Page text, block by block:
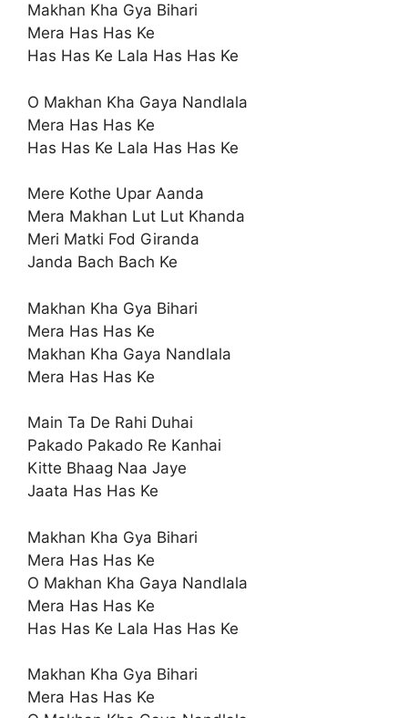
Makhan Kha Gya Bihari
Mera Has Has Ke
Has Has Ke Lala Has Has Ke
O Makhan Kha Gaya Nandlala
Mera Has Has Ke
Has Has Ke Lala Has Has Ke
Mere Kothe Upar Aanda
Mera Makhan Lut Lut Khanda
Meri Matki Fod Giranda
Janda Bach Bach Ke
Makhan Kha Gya Bihari
Mera Has Has Ke
Makhan Kha Gaya Nandlala
Mera Has Has Ke
Main Ta De Rahi Duhai
Pakado Pakado Re Kanhai
Kitte Bhaag Naa Jaye
Jaata Has Has Ke
Makhan Kha Gya Bihari
Mera Has Has Ke
O Makhan Kha Gaya Nandlala
Mera Has Has Ke
Has Has Ke Lala Has Has Ke
Makhan Kha Gya Bihari
Mera Has Has Ke